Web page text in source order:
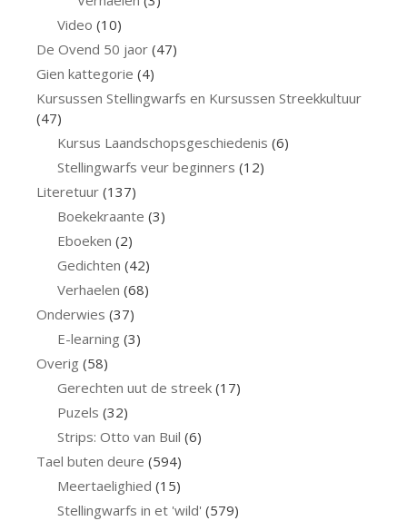
Video (10)
De Ovend 50 jaor (47)
Gien kattegorie (4)
Kursussen Stellingwarfs en Kursussen Streekkultuur
(47)
Kursus Laandschopsgeschiedenis (6)
Stellingwarfs veur beginners (12)
Literetuur (137)
Boekekraante (3)
Eboeken (2)
Gedichten (42)
Verhaelen (68)
Onderwies (37)
E-learning (3)
Overig (58)
Gerechten uut de streek(17)
Puzels (32)
Strips: Otto van Buil (6)
Tael buten deure (594)
Meertaelighied (15)
Stellingwarfs in et 'wild' (579)